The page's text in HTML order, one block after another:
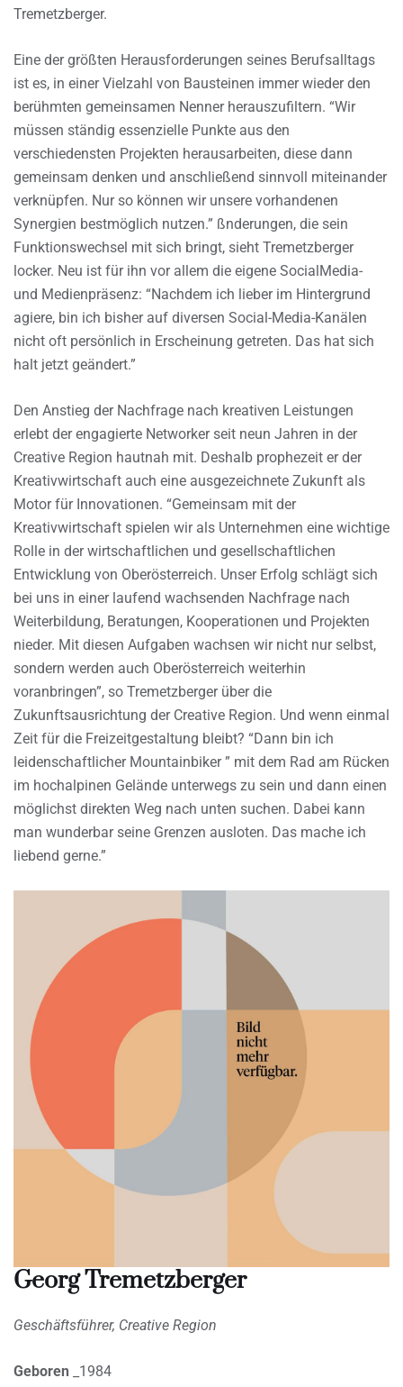
Tremetzberger.
Eine der größten Herausforderungen seines Berufsalltags
ist es, in einer Vielzahl von Bausteinen immer wieder den
berühmten gemeinsamen Nenner herauszufiltern. “Wir
müssen ständig essenzielle Punkte aus den
verschiedensten Projekten herausarbeiten, diese dann
gemeinsam denken und anschließend sinnvoll miteinander
verknüpfen. Nur so können wir unsere vorhandenen
Synergien bestmöglich nutzen.” ßnderungen, die sein
Funktionswechsel mit sich bringt, sieht Tremetzberger
locker. Neu ist für ihn vor allem die eigene SocialMedia-
und Medienpräsenz: “Nachdem ich lieber im Hintergrund
agiere, bin ich bisher auf diversen Social-Media-Kanälen
nicht oft persönlich in Erscheinung getreten. Das hat sich
halt jetzt geändert.”
Den Anstieg der Nachfrage nach kreativen Leistungen
erlebt der engagierte Networker seit neun Jahren in der
Creative Region hautnah mit. Deshalb prophezeit er der
Kreativwirtschaft auch eine ausgezeichnete Zukunft als
Motor für Innovationen. “Gemeinsam mit der
Kreativwirtschaft spielen wir als Unternehmen eine wichtige
Rolle in der wirtschaftlichen und gesellschaftlichen
Entwicklung von Oberösterreich. Unser Erfolg schlägt sich
bei uns in einer laufend wachsenden Nachfrage nach
Weiterbildung, Beratungen, Kooperationen und Projekten
nieder. Mit diesen Aufgaben wachsen wir nicht nur selbst,
sondern werden auch Oberösterreich weiterhin
voranbringen”, so Tremetzberger über die
Zukunftsausrichtung der Creative Region. Und wenn einmal
Zeit für die Freizeitgestaltung bleibt? “Dann bin ich
leidenschaftlicher Mountainbiker ” mit dem Rad am Rücken
im hochalpinen Gelände unterwegs zu sein und dann einen
möglichst direkten Weg nach unten suchen. Dabei kann
man wunderbar seine Grenzen ausloten. Das mache ich
liebend gerne.”
Georg Tremetzberger
Geschäftsführer, Creative Region
Geboren _1984